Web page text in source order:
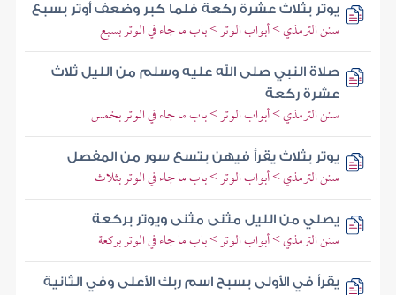
يوتر بثلاث عشرة ركعة فلما كبر وضعف أوتر بسبع
سنن الترمذي > أبواب الوتر > باب ما جاء في الوتر بسبع
صلاة النبي صلى الله عليه وسلم من الليل ثلاث
عشرة ركعة
سنن الترمذي > أبواب الوتر > باب ما جاء في الوتر بخمس
يوتر بثلاث يقرأ فيهن بتسع سور من المفصل
سنن الترمذي > أبواب الوتر > باب ما جاء في الوتر بثلاث
يصلي من الليل مثنى مثنى ويوتر بركعة
سنن الترمذي > أبواب الوتر > باب ما جاء في الوتر بركعة
يقرأ في الأولى بسبح اسم ربك الأعلى وفي الثانية